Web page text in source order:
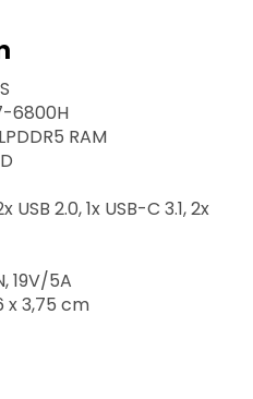
6800H
RAM
USB 2.0, 1x USB-C 3.1, 2x
19V/5A
x 3,75 cm